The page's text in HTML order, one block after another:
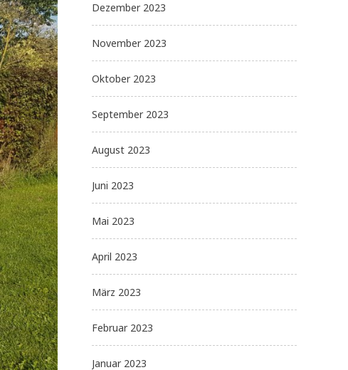
Dezember 2023
November 2023
Oktober 2023
September 2023
August 2023
Juni 2023
Mai 2023
April 2023
März 2023
Februar 2023
Januar 2023